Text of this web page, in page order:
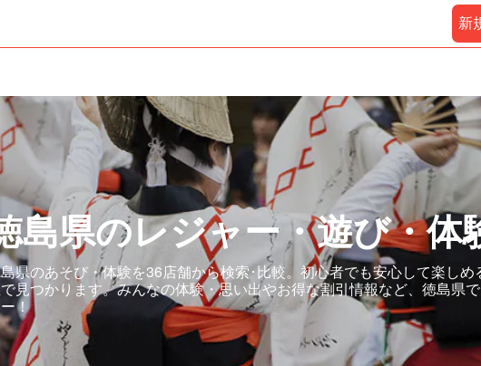
新
島県のレジャー・遊び・体
県のあそび・体験を36店舗から検索･比較。初心者でも安心して楽し
見つかります。みんなの体験・思い出やお得な割引情報など、徳島県
！